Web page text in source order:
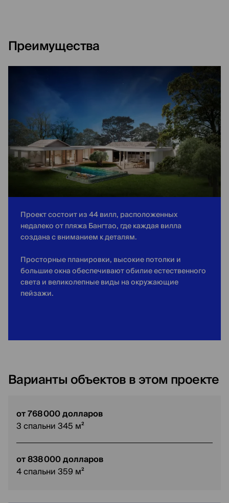
Преимущества
Проект состоит из 44 вилл, расположенных
недалеко от пляжа Бангтао, где каждая вилла
создана с вниманием к деталям.
Просторные планировки, высокие потолки и
большие окна обеспечивают обилие естественного
света и великолепные виды на окружающие
пейзажи.
Варианты объектов в этом проекте
от 768 000 долларов
3 спальни 345 м²
от 838 000 долларов
4 спальни 359 м²